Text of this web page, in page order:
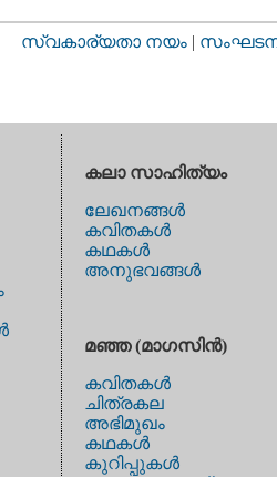
സ്വകാര്യതാ നയം |
കലാ സാഹിത്യം
ലേഖനങ്ങള്‍
കവിതകള്‍
കഥകള്‍
അനുഭവങ്ങള്‍
മഞ്ഞ (മാഗസിന്‍)
കവിതകള്‍
ചിത്രകല
അഭിമുഖം
കഥകള്‍
കുറിപ്പുകള്‍